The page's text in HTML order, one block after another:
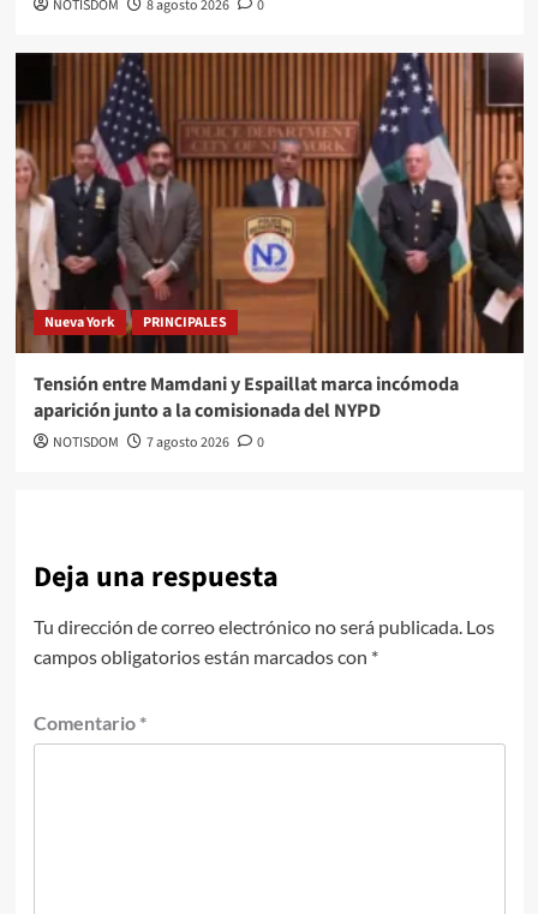
NOTISDOM 8 agosto 2026 0
Nueva York PRINCIPALES
Tensión entre Mamdani y Espaillat marca incómoda
aparición junto a la comisionada del NYPD
NOTISDOM 7 agosto 2026 0
Deja una respuesta
Tu dirección de correo electrónico no será publicada. Los
campos obligatorios están marcados con *
Comentario *